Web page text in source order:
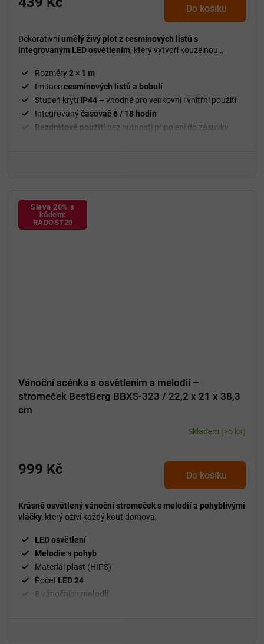
z
5
Do košíku
Dekorativníumělý živý plot z cesmínových listů s
integrovaným LED osvětlením, který vytvoří kouzelnou
Rozměry2 × 1 m
Imitacecesmínových listů a bobulí
Stupeň krytíIP44 – vhodné pro venkovní i vnitřní použití
Integrovanýčasovač 6 / 18 hodin
Bezdrátové použití bez nutnosti připojení do zásuvky
Sleva 20% s
kódem:
RADOST20
Vánoční scénka s osvětlením a melodií –
stromeček BestBerg BBXS-323 / 22,2 x 21 x 38,3
cm
Skladem (>5 ks)
999 Kč Do košíku
Krásně osvětlený vánoční stromeček s melodií a pohyblivými
vláčky, který oživí každý kout domova.
LED osvětlení
Melodie a pohyb
Materiál plast (HIPS)
Počet LED 24
8 vánočních melodií